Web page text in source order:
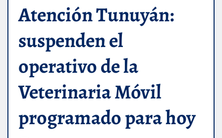
Atención Tunuyán:
suspenden el
operativo de la
Veterinaria Móvil
programado para hoy